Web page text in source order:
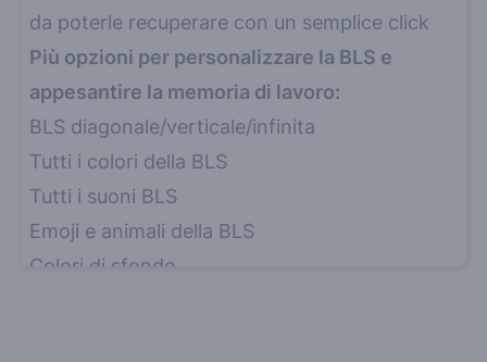
da poterle recuperare con un semplice click
Più opzioni per personalizzare la BLS e
appesantire la memoria di lavoro:
BLS diagonale/verticale/infinita
Tutti i colori della BLS
Tutti i suoni BLS
Emoji e animali della BLS
Colori di sfondo